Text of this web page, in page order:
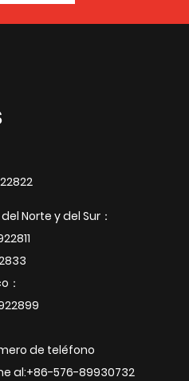
Norte y del Sur：
：
de teléfono
al:+86-576-89930732